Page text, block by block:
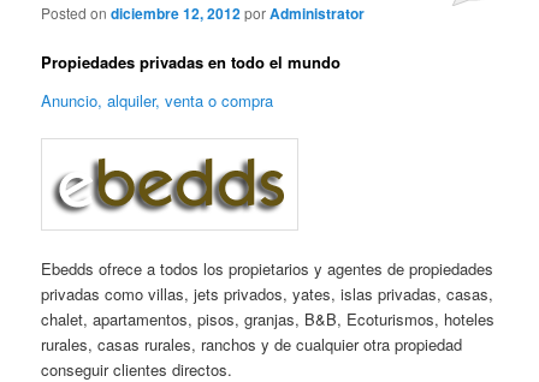
Posted ondiciembre 12, 2012porAdministrator
Propiedades privadas en todo el mundo
Anuncio, alquiler, venta o compra
Ebedds ofrece a todos los propietarios y agentes de propiedades
privadas como villas, jets privados, yates, islas privadas, casas,
chalet, apartamentos, pisos, granjas, B&B, Ecoturismos, hoteles
rurales, casas rurales, ranchos y de cualquier otra propiedad
conseguir clientes directos.